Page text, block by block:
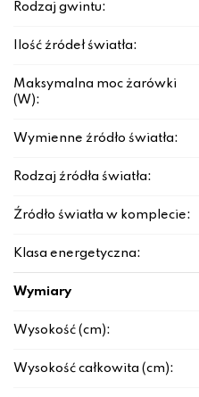
Rodzaj gwintu:
Ilość źródeł światła:
Maksymalna moc żarówki
(W):
Wymienne źródło światła:
Rodzaj źródła światła:
Źródło światła w komplecie:
Klasa energetyczna:
Wymiary
Wysokość (cm):
Wysokość całkowita (cm):